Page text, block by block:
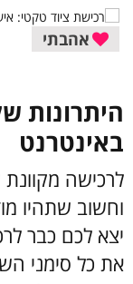
אהבתי
היתרונות
באינטרנט
לרכישה
וחשוב שתהיו
יצא לכם כבר
את כל סימני